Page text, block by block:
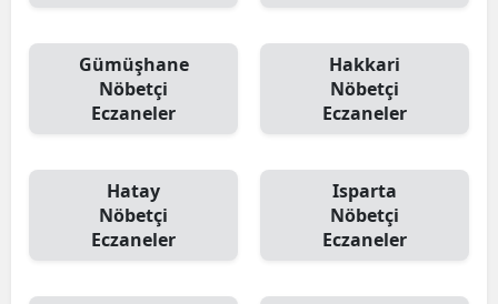
Gümüşhane
Nöbetçi
Eczaneler
Hakkari
Nöbetçi
Eczaneler
Hatay
Nöbetçi
Eczaneler
Isparta
Nöbetçi
Eczaneler